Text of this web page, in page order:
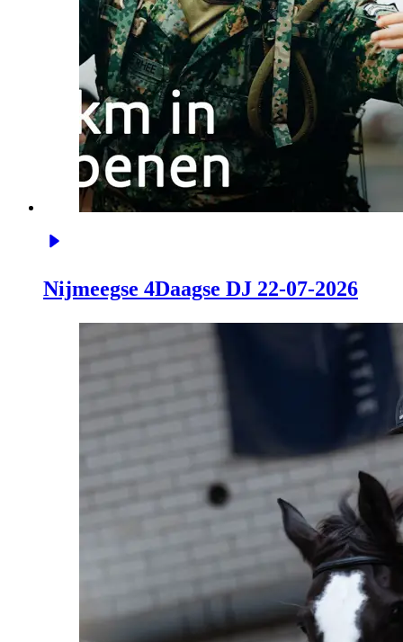
Nijmeegse 4Daagse DJ 22-07-2026